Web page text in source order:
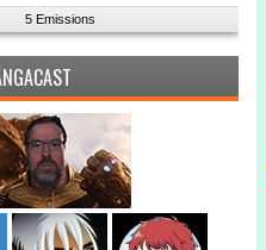
5 Emissions